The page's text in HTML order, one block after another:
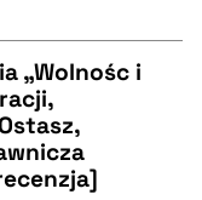
„Wolnośc i